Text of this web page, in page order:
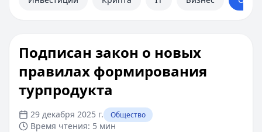
Подписан закон о новых
правилах формирования
турпродукта
29 декабря 2025 г. Общество
Время чтения: 5 мин